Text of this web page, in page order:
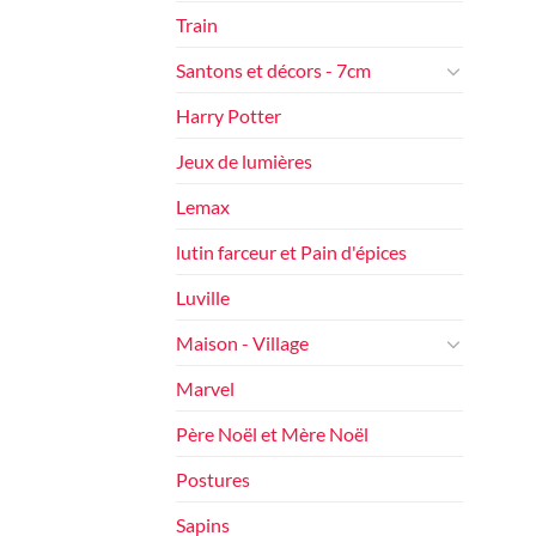
Train
Santons et décors - 7cm
Harry Potter
Jeux de lumières
Lemax
lutin farceur et Pain d'épices
Luville
Maison - Village
Marvel
Père Noël et Mère Noël
Postures
Sapins